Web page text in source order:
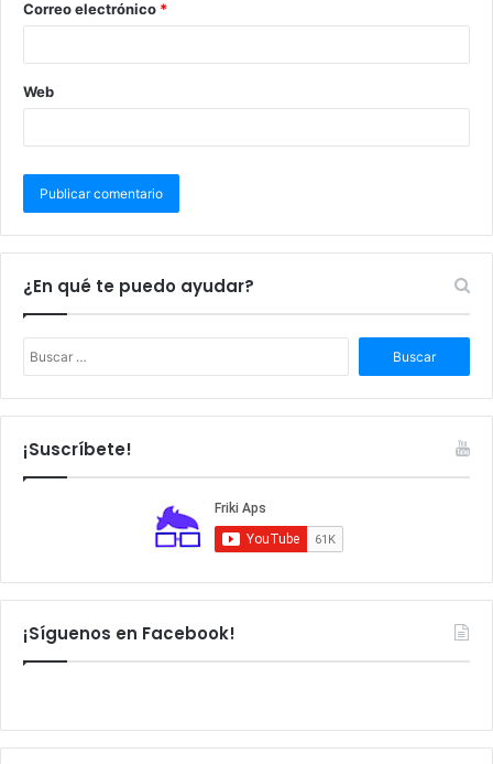
Correo electrónico *
Web
¿En qué te puedo ayudar?
s
c
¡Suscríbete!
¡Síguenos en Facebook!